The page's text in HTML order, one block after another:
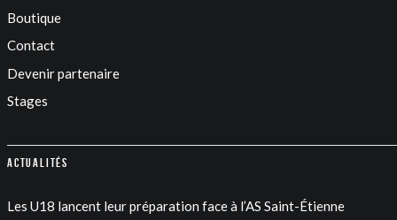
Boutique
Contact
Devenir partenaire
Stages
Actualités
Les U18 lancent leur préparation face à l’AS Saint-Étienne